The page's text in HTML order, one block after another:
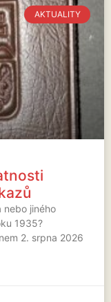
AKTUALITY
nebo jiného
1935?
2. srpna 2026